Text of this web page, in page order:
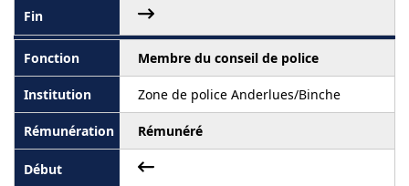
Membre du conseil de police
Zone de police Anderlues/Binche
Rémunéré